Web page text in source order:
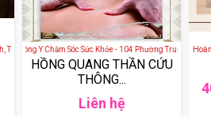
Quang, Đống Đa, Hà Nội, Việt Nam
Đông Y Chăm Sóc Sức Khỏe - 104 Phường Trung Phụng,
HỒNG QUANG THẦN CỨU
THÔNG...
Liên hệ
Perla Spa - 4 Ngõ 73 Phố Hoàng